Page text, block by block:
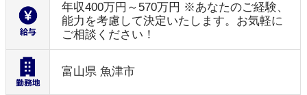
年収400万円～570万円 ※あなたのご経験、
能力を考慮して決定いたします。お気軽に
ご相談ください！
富山県 魚津市